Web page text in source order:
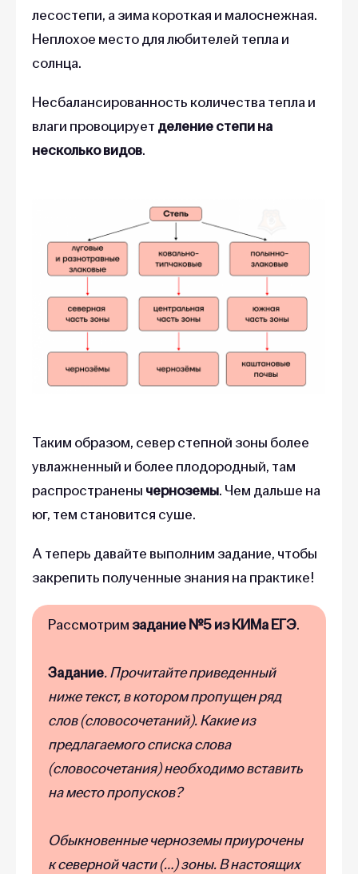
лесостепи, а зима короткая и малоснежная.
Неплохое место для любителей тепла и
солнца.
Несбалансированность количества тепла и
влаги провоцирует деление степи на
несколько видов.
Таким образом, север степной зоны более
увлажненный и более плодородный, там
распространены черноземы. Чем дальше на
юг, тем становится суше.
А теперь давайте выполним задание, чтобы
закрепить полученные знания на практике!
Рассмотримзадание №5 из КИМа ЕГЭ.
Задание. Прочитайте приведенный
ниже текст, в котором пропущен ряд
слов (словосочетаний). Какие из
предлагаемого списка слова
(словосочетания) необходимо вставить
на место пропусков?
Обыкновенные черноземы приурочены
к северной части (…) зоны. В настоящих